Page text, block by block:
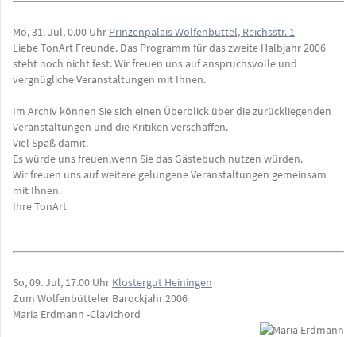
Mo, 31. Jul, 0.00 Uhr Prinzenpalais Wolfenbüttel, Reichsstr. 1
Liebe TonArt Freunde. Das Programm für das zweite Halbjahr 2006
steht noch nicht fest. Wir freuen uns auf anspruchsvolle und
vergnügliche Veranstaltungen mit Ihnen.
Im Archiv können Sie sich einen Überblick über die zurückliegenden
Veranstaltungen und die Kritiken verschaffen.
Viel Spaß damit.
Es würde uns freuen,wenn Sie das Gästebuch nutzen würden.
Wir freuen uns auf weitere gelungene Veranstaltungen gemeinsam
mit Ihnen.
Ihre TonArt
So, 09. Jul, 17.00 Uhr Klostergut Heiningen
Zum Wolfenbütteler Barockjahr 2006
Maria Erdmann -Clavichord